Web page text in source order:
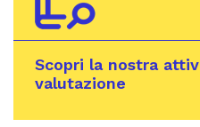
Scopri la nostra
valutazione